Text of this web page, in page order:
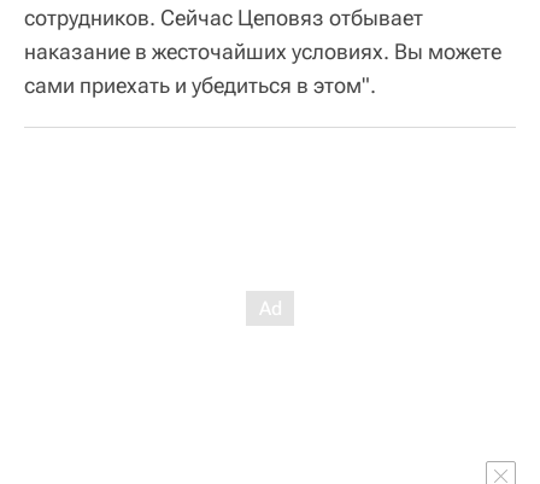
сотрудников. Сейчас Цеповяз отбывает
наказание в жесточайших условиях. Вы можете
сами приехать и убедиться в этом".